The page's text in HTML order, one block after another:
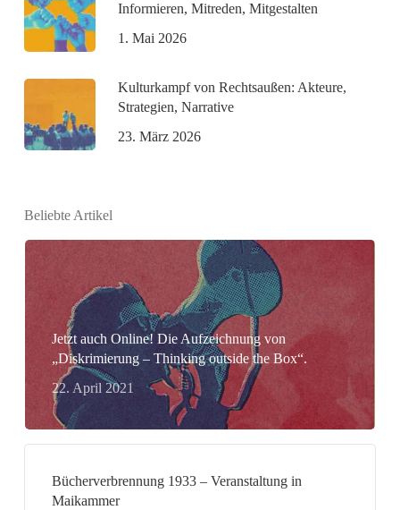
Informieren, Mitreden, Mitgestalten
1. Mai 2026
Kulturkampf von Rechtsaußen: Akteure,
Strategien, Narrative
23. März 2026
Beliebte Artikel
Jetzt auch Online! Die Aufzeichnung von
„Diskrimierung – Thinking outside the Box“.
22. April 2021
Bücherverbrennung 1933 – Veranstaltung in
Maikammer